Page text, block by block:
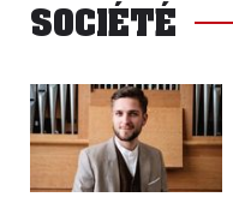
SOCIÉTÉ